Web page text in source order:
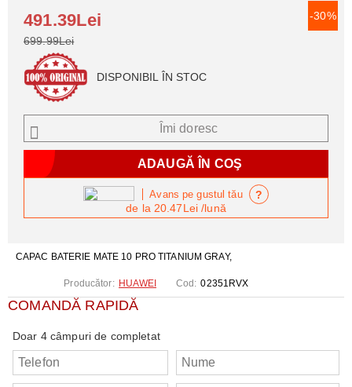
CAPAC BATERIE MATE 10 PRO TITANIUM GRAY,
Producător: HUAWEI Cod: 02351RVX
COMANDĂ RAPIDĂ
Doar 4 câmpuri de completat
-30%
491.39Lei
699.99Lei
DISPONIBIL ÎN STOC
Îmi doresc
de la 20.47Lei/lună
Avans pe gustul tău ?